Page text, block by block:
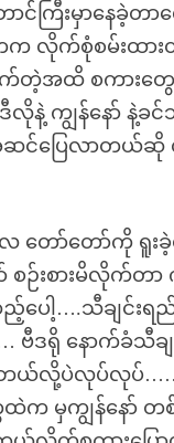
ြီးမှာနေခဲ့တာလ
စုံစမ်းထားတာပ
ာက်တဲ့အထိ စကား
နဲ့ ကျွန်နော် နဲ့ခ
ပြေလာတယ်ဆို
ေ တော်တော်ကို
ဉ်းစားမိလိုက်တာ
ါ့….သီချင်းရည်း
ဒရို နောက်ခံသီချ
….ဘယ်လို့ပဲလုပ်လု
မှကျွန်နော် တ